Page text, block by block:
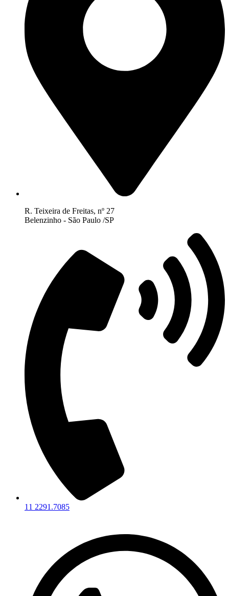
R. Teixeira de Freitas, nº 27
Belenzinho - São Paulo /SP
11 2291.7085